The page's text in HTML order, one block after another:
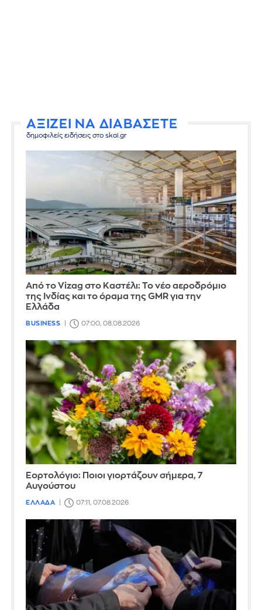
ΑΞΙΖΕΙ ΝΑ ΔΙΑΒΑΣΕΤΕ
δημοφιλείς ειδήσεις στο skai.gr
Από το Vizag στο Καστέλι: Το νέο αεροδρόμιο
της Ινδίας και το όραμα της GMR για την
Ελλάδα
BUSINESS 07:00, 08.08.2026
Εορτολόγιο: Ποιοι γιορτάζουν σήμερα, 7
Αυγούστου
ΕΛΛΑΔΑ 07:11, 07.08.2026